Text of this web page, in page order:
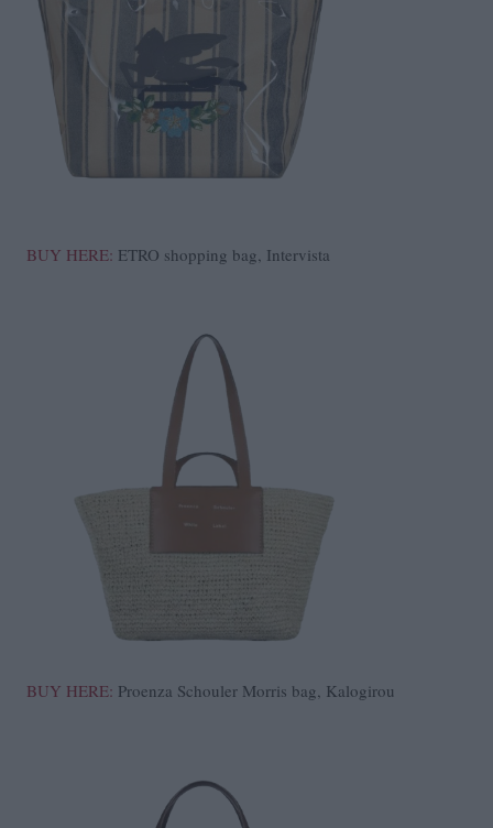
BUY HERE: ETRO shopping bag, Intervista
BUY HERE: Proenza Schouler Morris bag, Kalogirou